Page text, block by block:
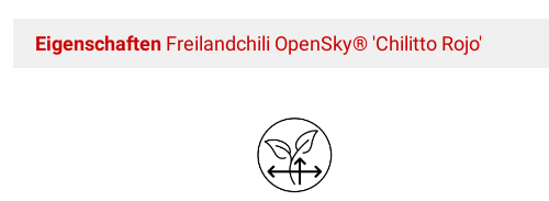
Eigenschaften Freilandchili OpenSky® 'Chilitto Rojo'